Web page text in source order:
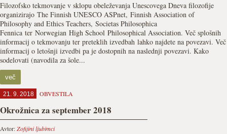
Filozofsko tekmovanje v sklopu obeleževanja Unescovega Dneva filozofije
organizirajo The Finnish UNESCO ASPnet, Finnish Association of
Philosophy and Ethics Teachers, Societas Philosophica
Fennica ter Norwegian High School Philosophical Association. Več splošnih
informacij o tekmovanju ter preteklih izvedbah lahko najdete na povezavi. Več
informacij o letošnji izvedbi pa je dostopnih na naslednji povezavi. Kako
sodelovati (navodila za šole...
več
21. 9. 2018 OBVESTILA
Okrožnica za september 2018
Avtor:Zofijini ljubimci